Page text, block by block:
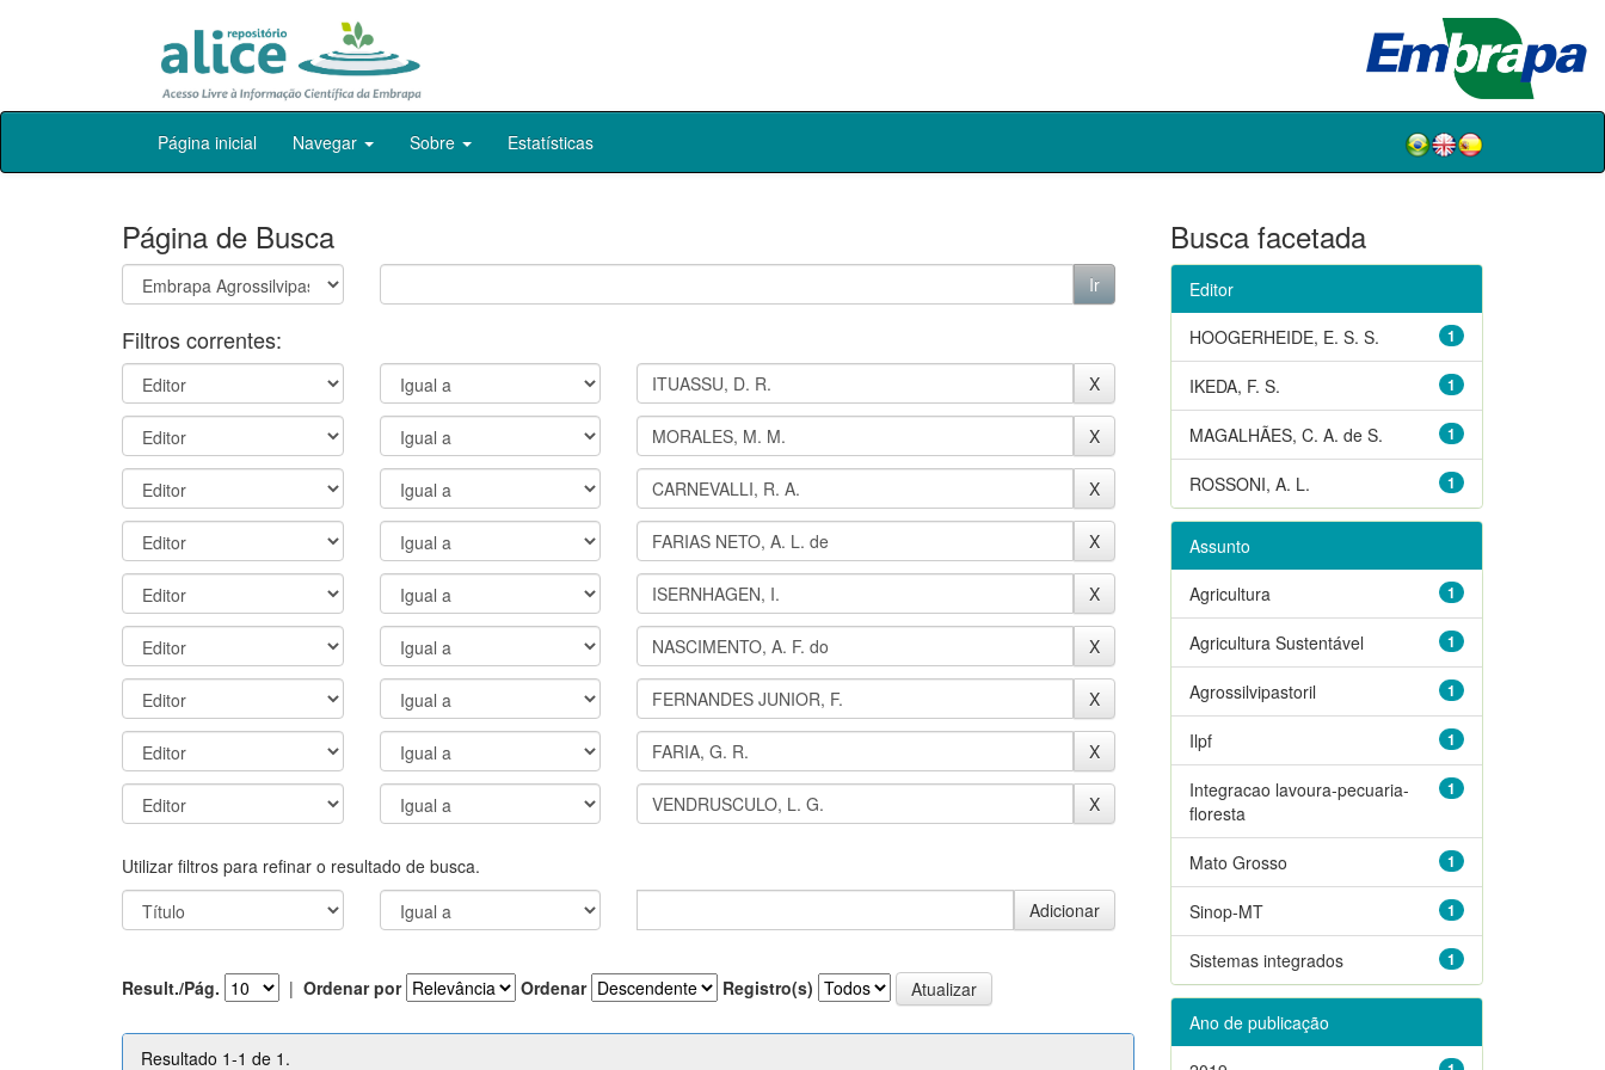
Skip
Página inicial Navegar Sobre Estatísticas
Página de Busca
Filtros correntes:
Utilizar filtros para refinar o resultado de busca.
Result./Pág. | Ordenar por Ordenar Registro(s)
Resultado 1-1 de 1.
Busca facetada
Editor
1
HOOGERHEIDE, E. S. S.
1
IKEDA, F. S.
1
MAGALHÃES, C. A. de S.
1
ROSSONI, A. L.
Assunto
1
Agricultura
1
Agricultura Sustentável
1
Agrossilvipastoril
1
Ilpf
1
Integracao lavoura-pecuaria-
floresta
1
Mato Grosso
1
Sinop-MT
1
Sistemas integrados
Ano de publicação